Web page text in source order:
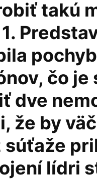
takú
čo je
dve
že by
lídri